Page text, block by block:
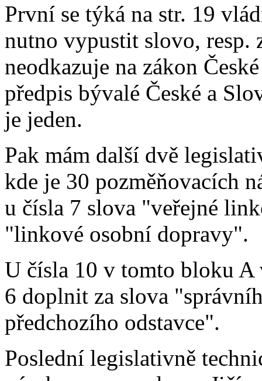
První se týká na str. 19
nutno vypustit slovo, resp.
neodkazuje na zákon
předpis bývalé České a
je jeden.
Pak mám další dvě
kde je 30 pozměňovacích
u čísla 7 slova "veřejné
"linkové osobní dopravy".
U čísla 10 v tomto bloku A
6 doplnit za slova
předchozího odstavce".
Poslední legislativně